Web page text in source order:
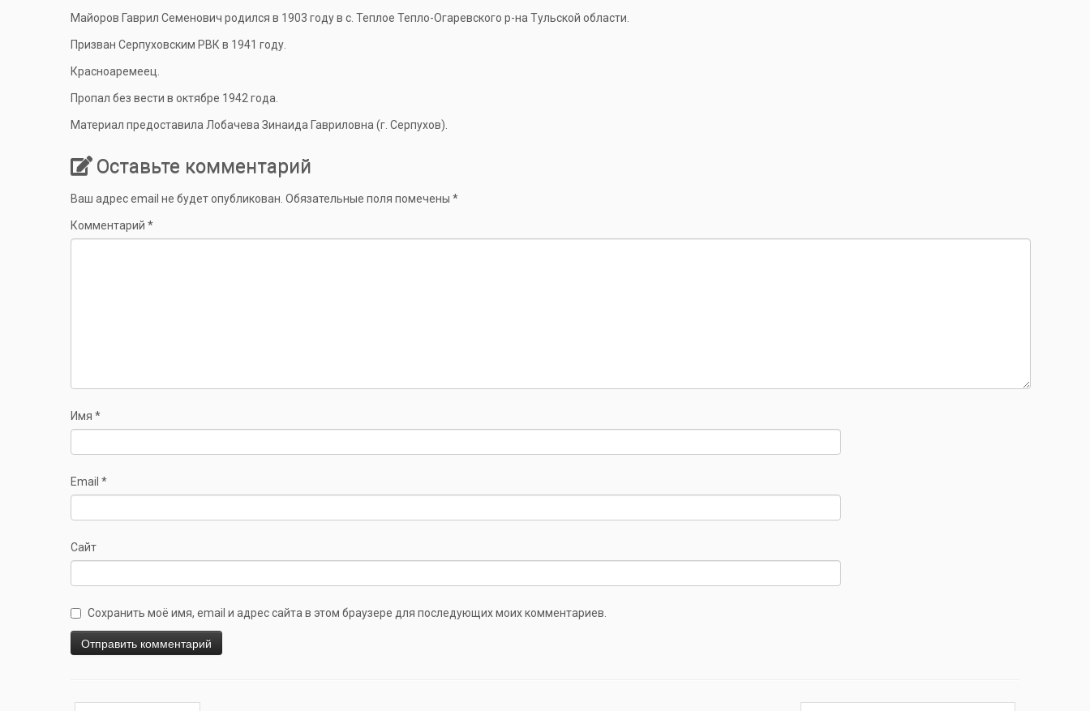
Майоров Гаврил Семенович родился в 1903 году в с. Теплое Тепло-Огаревского р-на Тульской области.
Призван Серпуховским РВК в 1941 году.
Красноаремеец.
Пропал без вести в октябре 1942 года.
Материал предоставила Лобачева Зинаида Гавриловна (г. Серпухов).
Оставьте комментарий
Ваш адрес email не будет опубликован. Обязательные поля помечены *
Комментарий *
Имя *
Email *
Сайт
Сохранить моё имя, email и адрес сайта в этом браузере для последующих моих комментариев.